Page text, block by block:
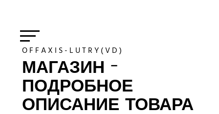
O F F A X I S - L U T R Y ( V D )
МАГАЗИН -
ПОДРОБНОЕ
ОПИСАНИЕ ТОВАРА